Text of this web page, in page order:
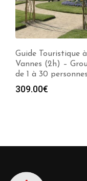
Guide Touristique à
Vannes (2h) –
de 1 à 30 personnes
309.00€